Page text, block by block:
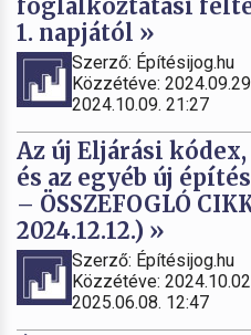
foglalkoztatási
1. napjától »
Szerző: Építésijog.hu
Közzétéve:
2024.10.09. 21:27
Az új Eljárási kódex,
és az egyéb új
– ÖSSZEFOGLÓ
2024.12.12.) »
Szerző: Építésijog.hu
Közzétéve:
2025.06.08. 12:47